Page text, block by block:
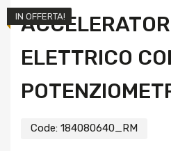
ELETTRICO
Code: 184080640_RM
IN OFFERTA!